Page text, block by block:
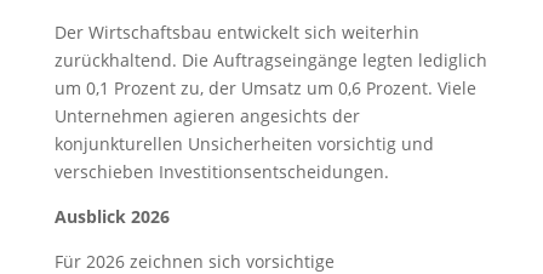
Der Wirtschaftsbau entwickelt sich weiterhin
zurückhaltend. Die Auftragseingänge legten lediglich
um 0,1 Prozent zu, der Umsatz um 0,6 Prozent. Viele
Unternehmen agieren angesichts der
konjunkturellen Unsicherheiten vorsichtig und
verschieben Investitionsentscheidungen.
Ausblick 2026
Für 2026 zeichnen sich vorsichtige